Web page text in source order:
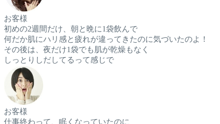
お客様
初めの2週間だけ、朝と晩に1袋飲んで
何だか肌にハリ感と疲れが違ってきたのに気づいたのよ！
その後は、夜だけ1袋でも肌が乾燥もなく
しっとりしだしてるって感じで
お客様
仕事終わって、眠くなっていたのに